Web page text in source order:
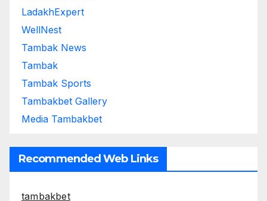
LadakhExpert
WellNest
Tambak News
Tambak
Tambak Sports
Tambakbet Gallery
Media Tambakbet
Recommended Web Links
tambakbet